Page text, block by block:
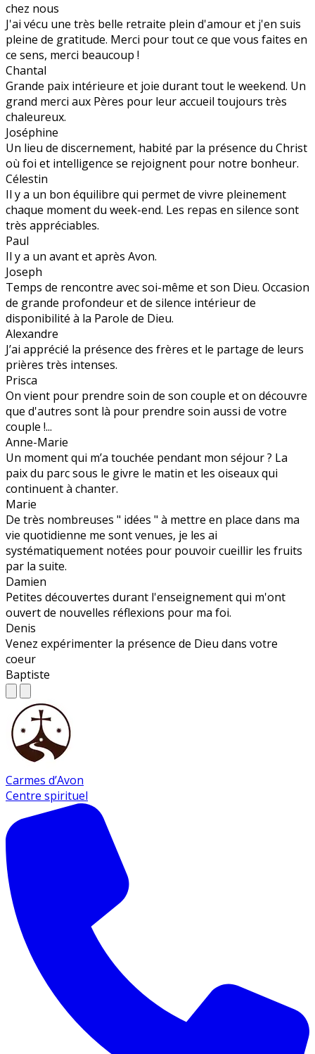
chez nous
J'ai vécu une très belle retraite plein d'amour et j'en suis
pleine de gratitude. Merci pour tout ce que vous faites en
ce sens, merci beaucoup !
Chantal
Grande paix intérieure et joie durant tout le weekend. Un
grand merci aux Pères pour leur accueil toujours très
chaleureux.
Joséphine
Un lieu de discernement, habité par la présence du Christ
où foi et intelligence se rejoignent pour notre bonheur.
Célestin
Il y a un bon équilibre qui permet de vivre pleinement
chaque moment du week-end. Les repas en silence sont
très appréciables.
Paul
Il y a un avant et après Avon.
Joseph
Temps de rencontre avec soi-même et son Dieu. Occasion
de grande profondeur et de silence intérieur de
disponibilité à la Parole de Dieu.
Alexandre
J’ai apprécié la présence des frères et le partage de leurs
prières très intenses.
Prisca
On vient pour prendre soin de son couple et on découvre
que d'autres sont là pour prendre soin aussi de votre
couple !...
Anne-Marie
Un moment qui m’a touchée pendant mon séjour ? La
paix du parc sous le givre le matin et les oiseaux qui
continuent à chanter.
Marie
De très nombreuses " idées " à mettre en place dans ma
vie quotidienne me sont venues, je les ai
systématiquement notées pour pouvoir cueillir les fruits
par la suite.
Damien
Petites découvertes durant l'enseignement qui m'ont
ouvert de nouvelles réflexions pour ma foi.
Denis
Venez expérimenter la présence de Dieu dans votre
coeur
Baptiste
Carmes d’Avon
Centre spirituel